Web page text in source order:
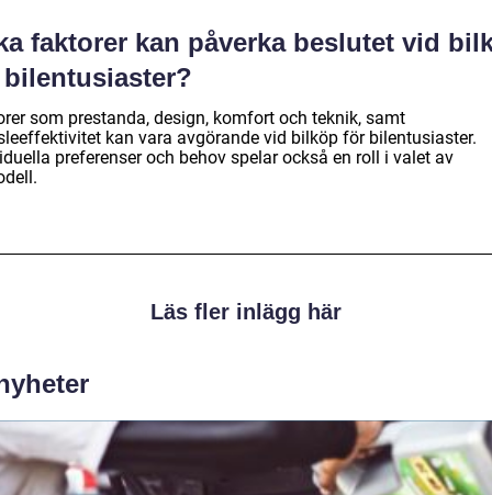
faktorer kan påverka beslutet vid
som prestanda, design, komfort och teknik, samt
kan vara avgörande vid bilköp för bilentusiaster.
preferenser och behov spelar också en roll i valet av
Läs fler inlägg här